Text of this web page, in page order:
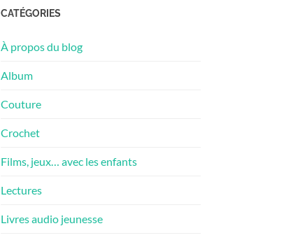
CATÉGORIES
À propos du blog
Album
Couture
Crochet
Films, jeux… avec les enfants
Lectures
Livres audio jeunesse